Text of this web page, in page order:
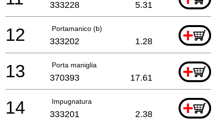
333228 5.31
Portamanico (b) +
12 333202 1.28
Porta maniglia +
13 370393 17.61
Impugnatura +
14 333201 2.38